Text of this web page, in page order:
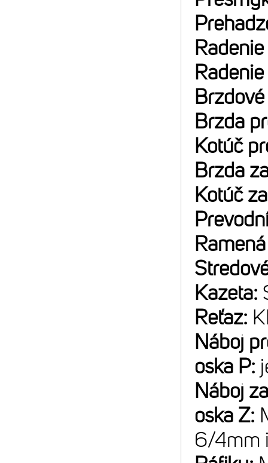
Brzda
Kotúč
Brzda
Kotúč
Kazeta:
Reťaz:
Náboj
oska P:
Náboj
oska Z:
6/4mm